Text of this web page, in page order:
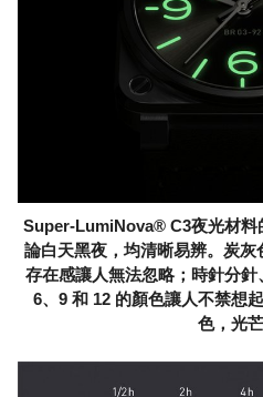
Super-LumiNova® C3夜光材料
論白天黑夜，均清晰易辨。炭
存在感讓人無法忽略；時針分針
6、9 和 12 的顏色讓人不禁想
色，光